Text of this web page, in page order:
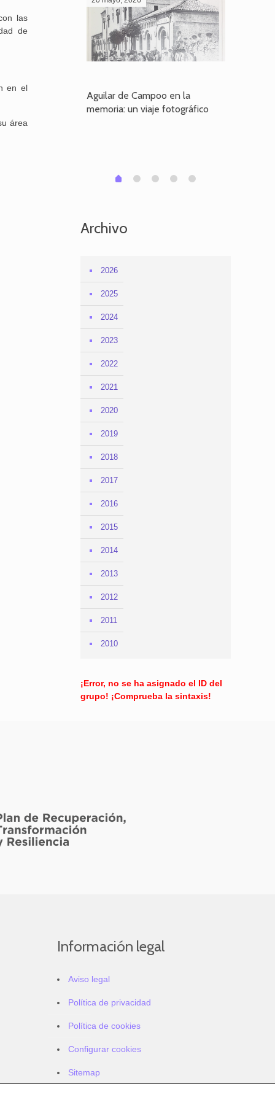
las
de
en el
área
Aguilar de Campoo en la
memoria: un viaje fotográfico
0 1 2 3 4
Archivo
2026
2025
2024
2023
2022
2021
2020
2019
2018
2017
2016
2015
2014
2013
2012
2011
2010
¡Error, no se ha asignado el ID del
grupo! ¡Comprueba la sintaxis!
Información legal
Aviso legal
Política de privacidad
Política de cookies
Configurar cookies
Sitemap